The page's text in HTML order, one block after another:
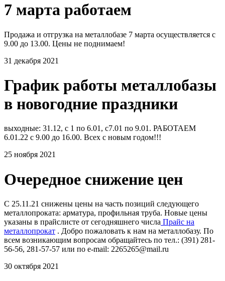
7 марта работаем
Продажа и отгрузка на металлобазе 7 марта осуществляется с
9.00 до 13.00. Цены не поднимаем!
31 декабря 2021
График работы металлобазы
в новогодние праздники
выходные: 31.12, с 1 по 6.01, с7.01 по 9.01. РАБОТАЕМ
6.01.22 с 9.00 до 16.00. Всех с новым годом!!!
25 ноября 2021
Очередное снижение цен
С 25.11.21 снижены цены на часть позиций следующего
металлопроката: арматура, профильная труба. Новые цены
указаны в прайслисте от сегодняшнего числа Прайс на
металлопрокат . Добро пожаловать к нам на металлобазу. По
всем возникающим вопросам обращайтесь по тел.: (391) 281-
56-56, 281-57-57 или по e-mail: 2265265@mail.ru
30 октября 2021